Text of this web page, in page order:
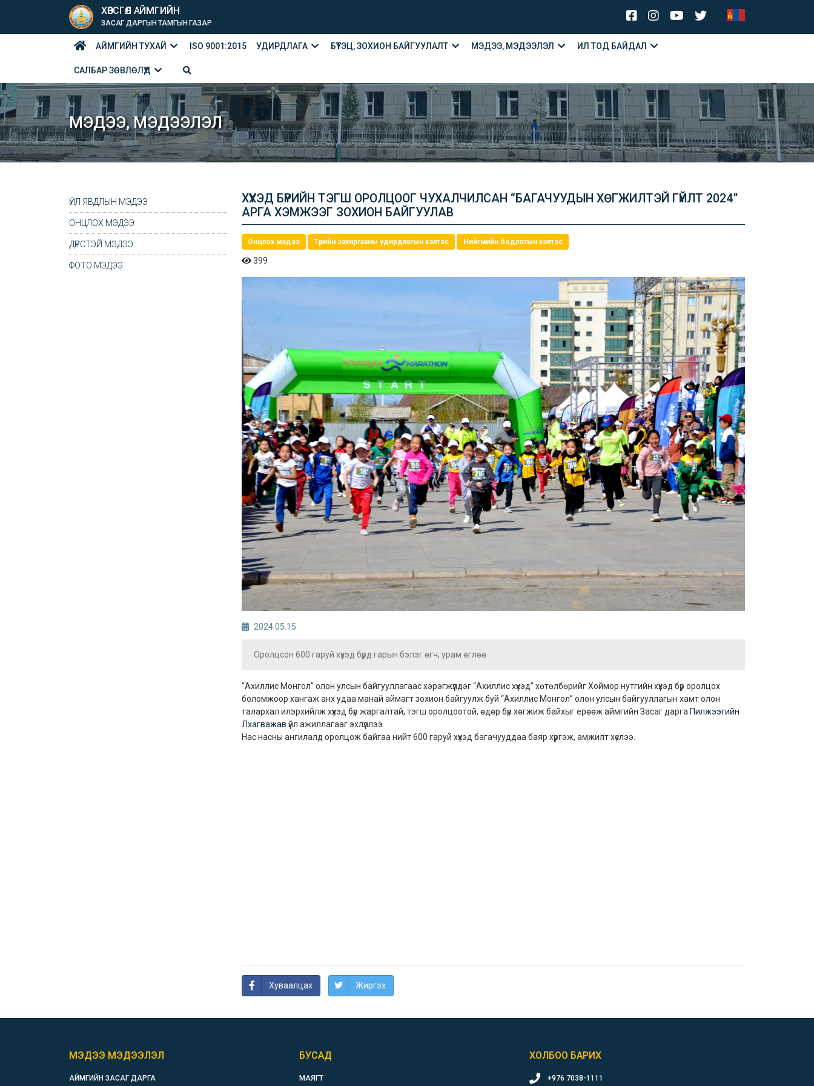
ХӨВСГӨЛ АЙМГИЙН
ЗАСАГ ДАРГЫН ТАМГЫН ГАЗАР
АЙМГИЙН ТУХАЙ ISO 9001:2015 УДИРДЛАГА БҮТЭЦ, ЗОХИОН БАЙГУУЛАЛТ МЭДЭЭ, МЭДЭЭЛЭЛ ИЛ ТОД БАЙДАЛ
САЛБАР ЗӨВЛӨЛҮҮД
МЭДЭЭ, МЭДЭЭЛЭЛ
ҮЙЛ ЯВДЛЫН МЭДЭЭ
ОНЦЛОХ МЭДЭЭ
ДҮРСТЭЙ МЭДЭЭ
ФОТО МЭДЭЭ
ХҮҮХЭД БҮРИЙН ТЭГШ ОРОЛЦООГ ЧУХАЛЧИЛСАН “БАГАЧУУДЫН ХӨГЖИЛТЭЙ ГҮЙЛТ 2024”
АРГА ХЭМЖЭЭГ ЗОХИОН БАЙГУУЛАВ
Онцлох мэдээ Төрийн захиргааны удирдлагын хэлтэс Нийгмийн бодлогын хэлтэс
399
2024.05.15
Оролцсон 600 гаруй хүүхэд бүрд гарын бэлэг өгч, урам өглөө
“Ахиллис Монгол” олон улсын байгууллагаас хэрэгжүүлдэг “Ахиллис хүүхэд” хөтөлбөрийг Хоймор нутгийн хүүхэд бүр оролцох
боломжоор хангаж анх удаа манай аймагт зохион байгуулж буй “Ахиллис Монгол” олон улсын байгууллагын хамт олон
талархал илэрхийлж хүүхэд бүр жаргалтай, тэгш оролцоотой, өдөр бүр хөгжиж байхыг ерөөж аймгийн Засаг дарга Пилжээгийн
Лхагважав үйл ажиллагааг эхлүүллээ.
Нас насны ангилалд оролцож байгаа нийт 600 гаруй хүүхэд багачууддаа баяр хүргэж, амжилт хүслээ.
Хуваалцах Жиргэх
МЭДЭЭ МЭДЭЭЛЭЛ
АЙМГИЙН ЗАСАГ ДАРГА
БУСАД
МАЯГТ
ХОЛБОО БАРИХ
+976 7038-1111